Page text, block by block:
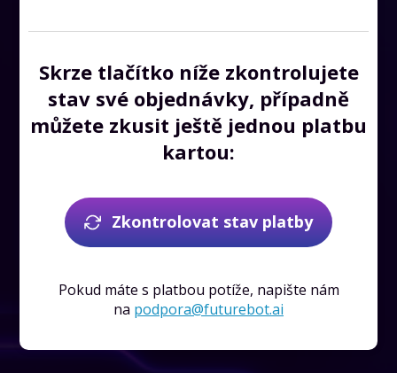
Skrze tlačítko níže zkontrolujete
stav své objednávky, případně
můžete zkusit ještě jednou platbu
kartou:
Zkontrolovat stav platby
Pokud máte s platbou potíže, napište nám
na podpora@futurebot.ai